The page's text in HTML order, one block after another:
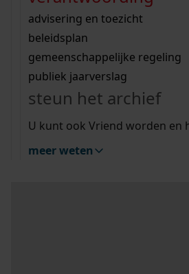
bouwvergunningen
omgevingsvergunningen
vergunningen
beeld en geluid
uitleg nodig?
Wij helpen u op weg met een
bekijk alle zoektips
Wij helpen u op weg met een
bekijk alle zoektips
bekijk ons geschiedenislokaal
advisering en toezicht
beleidsplan
gemeenschappelijke regeling
publiek jaarverslag
steun het archief
U kunt ook Vriend worden en
meer weten
zoektips
Mijn Studiezaal (inloggen)